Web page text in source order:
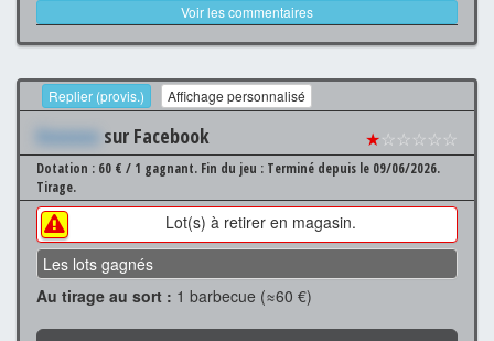
Voir les commentaires
Replier (provis.) Affichage personnalisé
Xxxxxxx sur Facebook ★☆☆☆☆☆
Dotation : 60 € / 1 gagnant. Fin du jeu : Terminé depuis le 09/06/2026.
Tirage.
Lot(s) à retirer en magasin.
Les lots gagnés
Au tirage au sort : 1 barbecue (≈60 €)